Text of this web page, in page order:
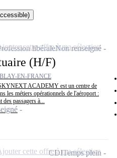
(H/F)
EN-FRANCE
ACADEMY est un centre de
les métiers opérationnels de l'aéroport :
des passagers à...
libéraleNon renseigné
cette offre à ma sélection
CDITemps plein
cette offre à ma sélection